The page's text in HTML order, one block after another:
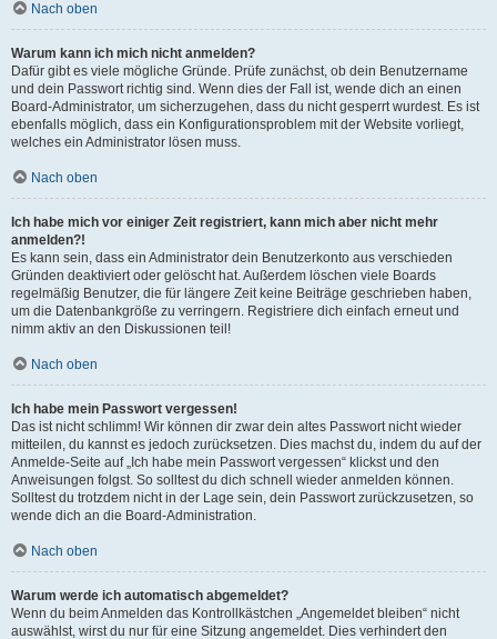
Nach oben
Warum kann ich mich nicht anmelden?
Dafür gibt es viele mögliche Gründe. Prüfe zunächst, ob dein Benutzername
und dein Passwort richtig sind. Wenn dies der Fall ist, wende dich an einen
Board-Administrator, um sicherzugehen, dass du nicht gesperrt wurdest. Es ist
ebenfalls möglich, dass ein Konfigurationsproblem mit der Website vorliegt,
welches ein Administrator lösen muss.
Nach oben
Ich habe mich vor einiger Zeit registriert, kann mich aber nicht mehr
anmelden?!
Es kann sein, dass ein Administrator dein Benutzerkonto aus verschieden
Gründen deaktiviert oder gelöscht hat. Außerdem löschen viele Boards
regelmäßig Benutzer, die für längere Zeit keine Beiträge geschrieben haben,
um die Datenbankgröße zu verringern. Registriere dich einfach erneut und
nimm aktiv an den Diskussionen teil!
Nach oben
Ich habe mein Passwort vergessen!
Das ist nicht schlimm! Wir können dir zwar dein altes Passwort nicht wieder
mitteilen, du kannst es jedoch zurücksetzen. Dies machst du, indem du auf der
Anmelde-Seite auf „Ich habe mein Passwort vergessen“ klickst und den
Anweisungen folgst. So solltest du dich schnell wieder anmelden können.
Solltest du trotzdem nicht in der Lage sein, dein Passwort zurückzusetzen, so
wende dich an die Board-Administration.
Nach oben
Warum werde ich automatisch abgemeldet?
Wenn du beim Anmelden das Kontrollkästchen „Angemeldet bleiben“ nicht
auswählst, wirst du nur für eine Sitzung angemeldet. Dies verhindert den